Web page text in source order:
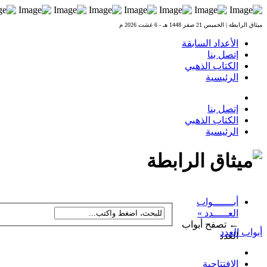
ميثاق الرابطة | الخميس 21 صفر 1448 هـ - 6 غشت 2026 م
الأعداد السابقة
إتصل بنا
الكتاب الذهبي
الرئيسية
إتصل بنا
الكتاب الذهبي
الرئيسية
أبـــــــواب
العـــــدد »
← تصفح أبواب
العدد
أبواب العدد
الإفتتاحية